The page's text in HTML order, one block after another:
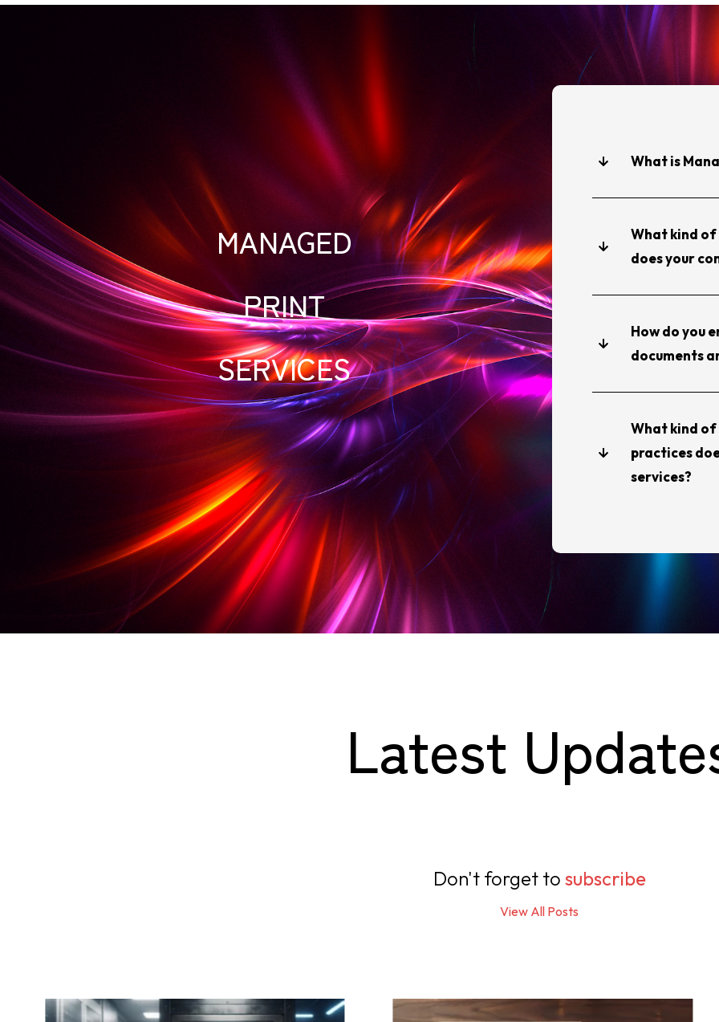
MANAGED
PRINT
SERVICES
What is
What kind
does your
How do you
documents
What kind
practices
services?
Latest
Don't forget to subscribe
View All Posts